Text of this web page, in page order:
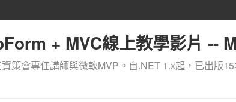
+ MVC線上教學影片 --
策會專任講師與微軟MVP。自.NET 1.x起，已出版